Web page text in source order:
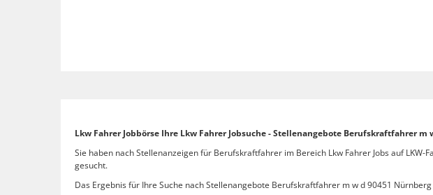
Lkw Fahrer Jobbörse Ihre Lkw Fahrer Jobsuche - Stellenangebote Berufskraftfahrer m
Sie haben nach Stellenanzeigen für Berufskraftfahrer im Bereich Lkw Fahrer Jobs auf
gesucht.
Das Ergebnis für Ihre Suche nach Stellenangebote Berufskraftfahrer m w d 90451